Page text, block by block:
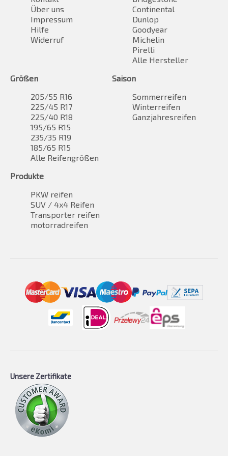
Über uns
Impressum
Hilfe
Widerruf
Continental
Dunlop
Goodyear
Michelin
Pirelli
Alle Hersteller
Größen
205/55 R16
225/45 R17
225/40 R18
195/65 R15
235/35 R19
185/65 R15
Alle Reifengrößen
Saison
Sommerreifen
Winterreifen
Ganzjahresreifen
Produkte
PKW reifen
SUV / 4x4 Reifen
Transporter reifen
motorradreifen
Unsere Zertifikate